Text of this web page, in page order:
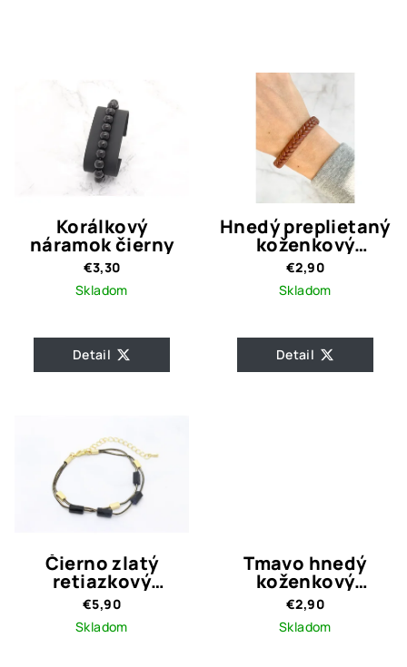
Korálkový
náramok čierny
€3,30
Skladom
Detail
Hnedý preplietaný
koženkový
náramok
€2,90
Skladom
Detail
Čierno zlatý
retiazkový
náramok LIANA
€5,90
Skladom
Tmavo hnedý
koženkový
náramok
€2,90
Skladom